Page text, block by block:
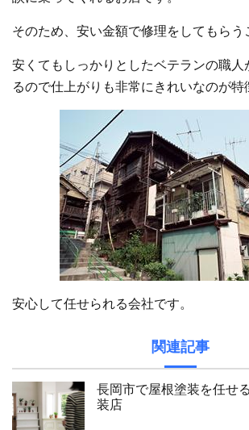
そのため、安い金額で修理をしてもらう
安くてもしっかりとしたベテランの職人
るので仕上がりも非常にきれいなのが特
安心して任せられる会社です。
関連記事
長岡市で屋根塗装を任せ
装店